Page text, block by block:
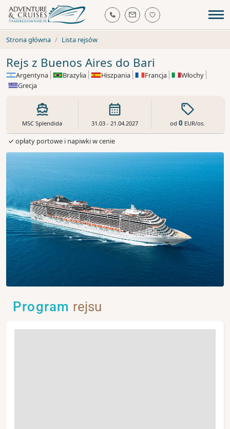
Strona główna Lista rejsów
Rejs z Buenos Aires do Bari
Argentyna Brazylia Hiszpania Francja
Włochy
Grecja
MSC Splendida 31.03 - 21.04.2027 od0 EUR/os.
✓ opłaty portowe i napiwki w cenie
Program rejsu